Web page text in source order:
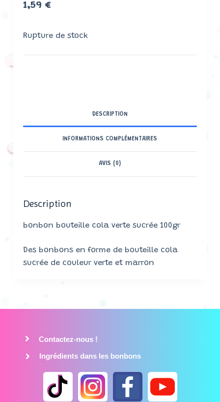
1,59 €
Rupture de stock
DESCRIPTION
INFORMATIONS COMPLÉMENTAIRES
AVIS (0)
Description
bonbon bouteille cola verte sucrée 100gr
Des bonbons en forme de bouteille cola
sucrée de couleur verte et marron
Contactez-nous !
Ingrédients dans les bonbons